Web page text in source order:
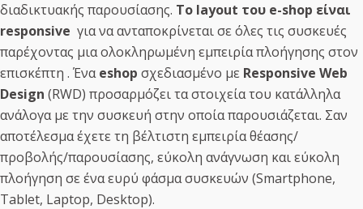
διαδικτυακής παρουσίασης. Tο layout του e-shop είναι
responsive για να ανταποκρίνεται σε όλες τις συσκευές
παρέχοντας μια ολοκληρωμένη εμπειρία πλοήγησης στον
επισκέπτη . Έναeshop σχεδιασμένo με Responsive Web
Design (RWD) προσαρμόζει τα στοιχεία του κατάλληλα
ανάλογα με την συσκευή στην οποία παρουσιάζεται. Σαν
αποτέλεσμα έχετε τη βέλτιστη εμπειρία θέασης/
προβολής/παρουσίασης, εύκολη ανάγνωση και εύκολη
πλοήγηση σε ένα ευρύ φάσμα συσκευών (Smartphone,
Tablet, Laptop, Desktop).